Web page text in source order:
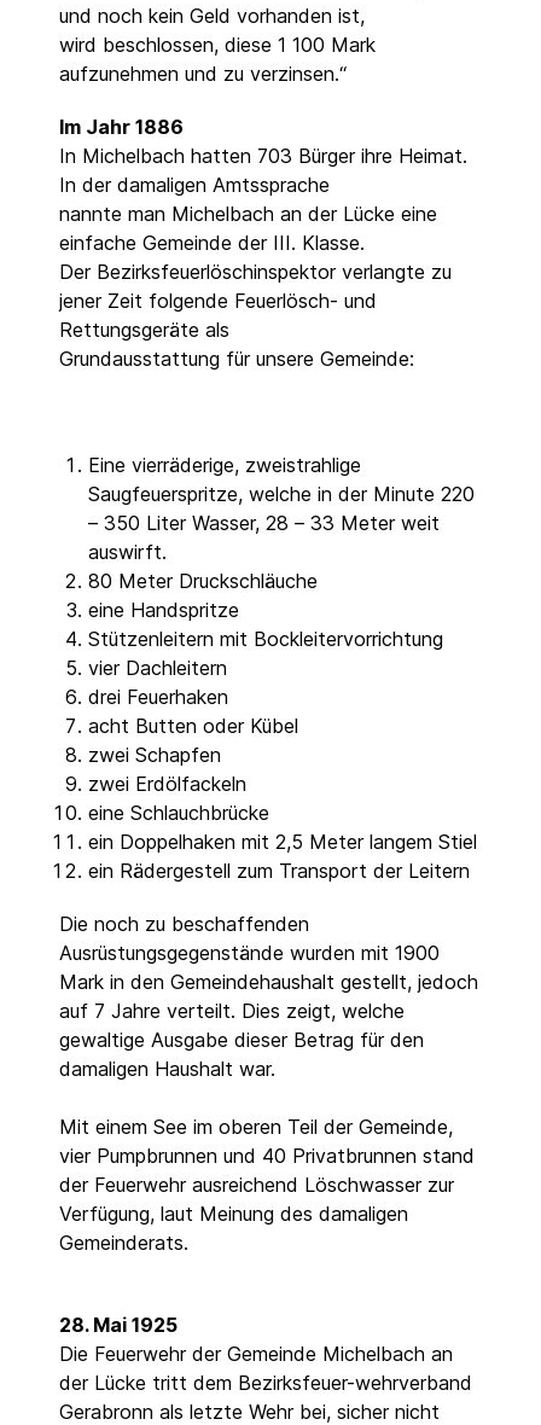
und noch kein Geld vorhanden ist,
wird beschlossen, diese 1 100 Mark
aufzunehmen und zu verzinsen.“
Im Jahr 1886
In Michelbach hatten 703 Bürger ihre Heimat.
In der damaligen Amtssprache
nannte man Michelbach an der Lücke eine
einfache Gemeinde der III. Klasse.
Der Bezirksfeuerlöschinspektor verlangte zu
jener Zeit folgende Feuerlösch- und
Rettungsgeräte als
Grundausstattung für unsere Gemeinde:
Eine vierräderige, zweistrahlige
Saugfeuerspritze, welche in der Minute 220
– 350 Liter Wasser, 28 – 33 Meter weit
auswirft.
80 Meter Druckschläuche
eine Handspritze
Stützenleitern mit Bockleitervorrichtung
vier Dachleitern
drei Feuerhaken
acht Butten oder Kübel
zwei Schapfen
zwei Erdölfackeln
eine Schlauchbrücke
ein Doppelhaken mit 2,5 Meter langem Stiel
ein Rädergestell zum Transport der Leitern
Die noch zu beschaffenden
Ausrüstungsgegenstände wurden mit 1900
Mark in den Gemeindehaushalt gestellt, jedoch
auf 7 Jahre verteilt. Dies zeigt, welche
gewaltige Ausgabe dieser Betrag für den
damaligen Haushalt war.
Mit einem See im oberen Teil der Gemeinde,
vier Pumpbrunnen und 40 Privatbrunnen stand
der Feuerwehr ausreichend Löschwasser zur
Verfügung, laut Meinung des damaligen
Gemeinderats.
28. Mai 1925
Die Feuerwehr der Gemeinde Michelbach an
der Lücke tritt dem Bezirksfeuer-wehrverband
Gerabronn als letzte Wehr bei, sicher nicht